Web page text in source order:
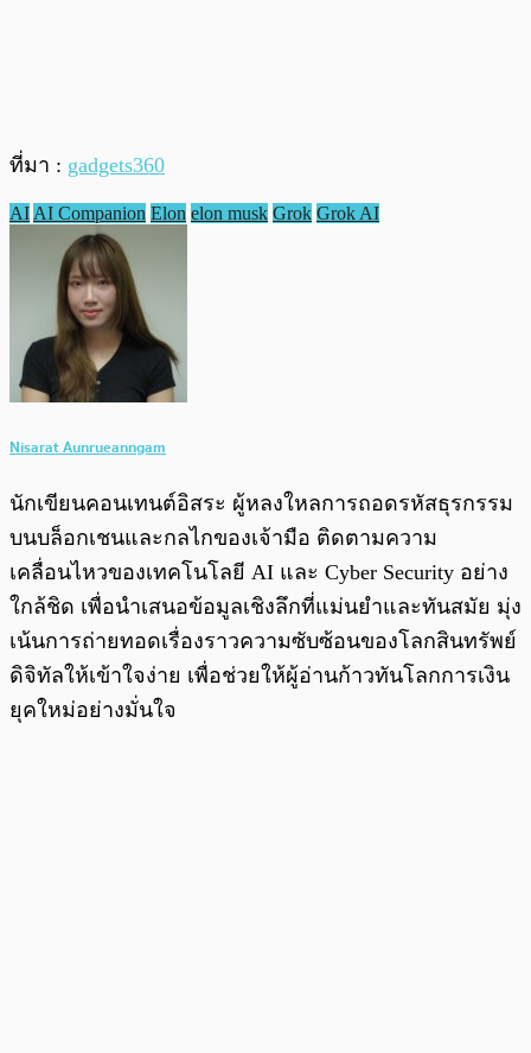
ที่มา : gadgets360
AIAI Companion Elon elon musk Grok Grok AI
Nisarat Aunrueanngam
นักเขียนคอนเทนต์อิสระ ผู้หลงใหลการถอดรหัสธุรกรรม
บนบล็อกเชนและกลไกของเจ้ามือ ติดตามความ
เคลื่อนไหวของเทคโนโลยี AI และ Cyber Security อย่าง
ใกล้ชิด เพื่อนำเสนอข้อมูลเชิงลึกที่แม่นยำและทันสมัย มุ่ง
เน้นการถ่ายทอดเรื่องราวความซับซ้อนของโลกสินทรัพย์
ดิจิทัลให้เข้าใจง่าย เพื่อช่วยให้ผู้อ่านก้าวทันโลกการเงิน
ยุคใหม่อย่างมั่นใจ